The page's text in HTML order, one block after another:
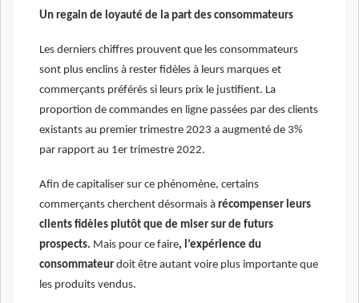
Un regain de loyauté de la part des consommateurs
Les derniers chiffres prouvent que les consommateurs
sont plus enclins à rester fidèles à leurs marques et
commerçants préférés si leurs prix le justifient. La
proportion de commandes en ligne passées par des clients
existants au premier trimestre 2023 a augmenté de 3%
par rapport au 1er trimestre 2022.
Afin de capitaliser sur ce phénomène, certains
commerçants cherchent désormais à récompenser leurs
clients fidèles plutôt que de miser sur de futurs
prospects. Mais pour ce faire, l’expérience du
consommateur doit être autant voire plus importante que
les produits vendus.